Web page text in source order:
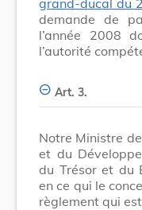
demande de
l’année 2008
l’autorité
Art. 3.
Notre Ministre
et du
du Trésor et du
en ce qui le
règlement qui